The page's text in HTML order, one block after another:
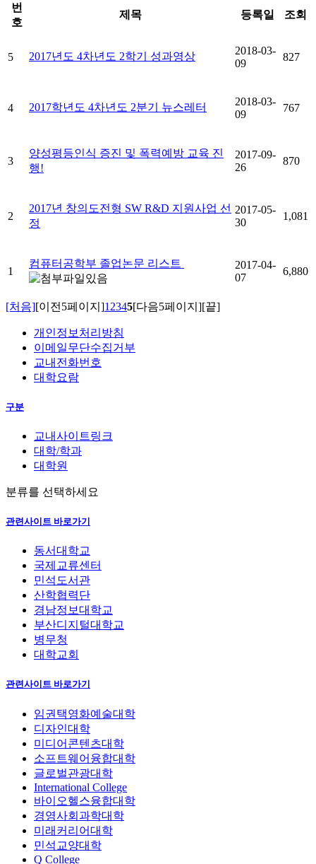
번
호
제목 등록일 조회
5 2017년도 4차년도 2학기 성과영상
2018-03-
09
827
4 2017학년도 4차년도 2분기 뉴스레터
2018-03-
09
767
3
양성평등인식 증진 및 폭력예방 교육 진
행!
2017-09-
26
870
2
2017년 창의도전형 SW R&D 지원사업 선
정
2017-05-
30
1,081
1
컴퓨터공학부 졸업논문 리스트
2017-04-
07
6,880
[처음][이전5페이지]1 2345[다음5페이지][끝]
개인정보처리방침
이메일무단수집거부
교내전화번호
대학요람
구분
교내사이트링크
대학/학과
대학원
분류를 선택하세요
관련사이트 바로가기
동서대학교
국제교류센터
민석도서관
산학협력단
경남정보대학교
부산디지털대학교
병무청
대학교회
관련사이트 바로가기
임권택영화예술대학
디자인대학
미디어콘텐츠대학
소프트웨어융합대학
글로벌관광대학
International College
바이오헬스융합대학
경영사회과학대학
미래커리어대학
민석교양대학
Q College